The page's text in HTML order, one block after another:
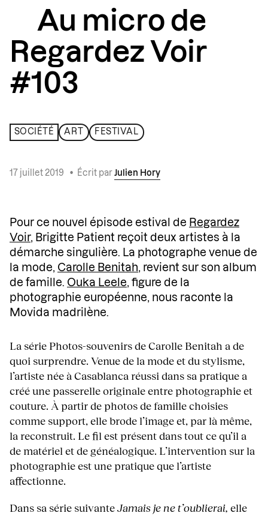
Au micro de
Regardez Voir
#103
SOCIÉTÉ ART FESTIVAL
17 juillet 2019 • Écrit par Julien Hory
Pour ce nouvel épisode estival de Regardez
Voir, Brigitte Patient reçoit deux artistes à la
démarche singulière. La photographe venue de
la mode, Carolle Benitah, revient sur son album
de famille. Ouka Leele, figure de la
photographie européenne, nous raconte la
Movida madrilène.
La série Photos-souvenirs de Carolle Benitah a de
quoi surprendre. Venue de la mode et du stylisme,
l’artiste née à Casablanca réussi dans sa pratique a
créé une passerelle originale entre photographie et
couture. À partir de photos de famille choisies
comme support, elle brode l’image et, par là même,
la reconstruit. Le fil est présent dans tout ce qu’il a
de matériel et de généalogique. L’intervention sur la
photographie est une pratique que l’artiste
affectionne.
Dans sa série suivanteJamais je ne t’oublierai, elle